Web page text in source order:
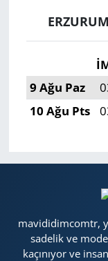
9 Ağu Paz
10 Ağu Pts
mavididimcomtr,
sadelik ve
kaçınıyor ve